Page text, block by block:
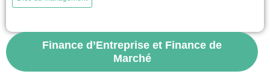
permet de comprendre des phénomènes comme la sélection adverse,
de...
voir
Finance d’Entreprise et Finance de
Marché